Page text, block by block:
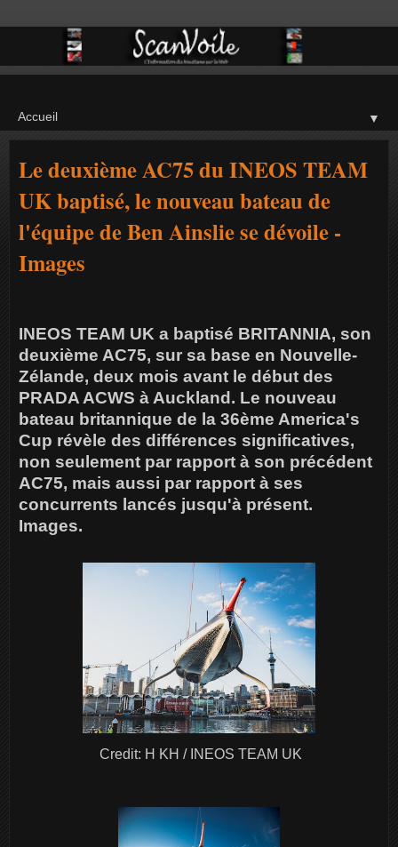
▼
Le deuxième AC75 du INEOS TEAM
UK baptisé, le nouveau bateau de
l'équipe de Ben Ainslie se dévoile -
Images
INEOS TEAM UK a baptisé BRITANNIA, son
deuxième AC75, sur sa base en Nouvelle-
Zélande, deux mois avant le début des
PRADA ACWS à Auckland. Le nouveau
bateau britannique de la 36ème America's
Cup révèle des différences significatives,
non seulement par rapport à son précédent
AC75, mais aussi par rapport à ses
concurrents lancés jusqu'à présent.
Images.
Credit: H KH / INEOS TEAM UK